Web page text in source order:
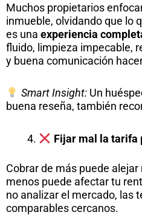
Muchos propietarios
inmueble, olvidando que lo
es una experiencia
fluido, limpieza impecable,
y buena comunicación
Smart Insight:Un
buena reseña, también
Fijar mal la tarifa
Cobrar de más puede
menos puede afectar tu
no analizar el mercado, las
comparables cercanos.